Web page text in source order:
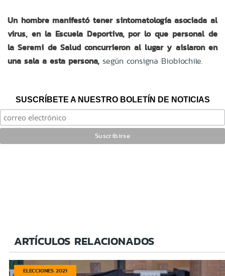
Un hombre manifestó tener sintomatología asociada al
virus, en la Escuela Deportiva, por lo que personal de
la Seremi de Salud concurrieron al lugar y aislaron en
una sala a esta persona, según consigna Biobíochile.
SUSCRÍBETE A NUESTRO BOLETÍN DE NOTICIAS
ARTÍCULOS RELACIONADOS
ELECCIONES 2021